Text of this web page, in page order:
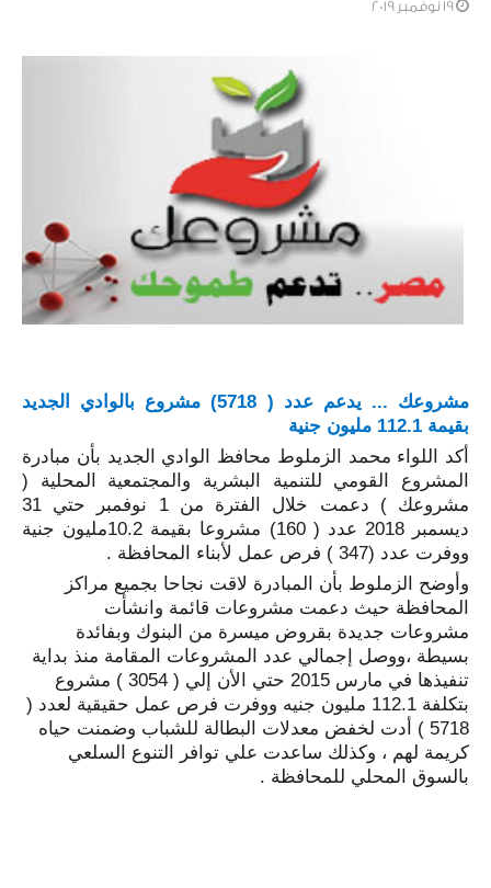
مشروعك ... يدعم عدد ( 5718) مشروع بالوادي الجديد
بقيمة 112.1 مليون جنية
أكد اللواء محمد الزملوط محافظ الوادي الجديد بأن مبادرة
المشروع القومي للتنمية البشرية والمجتمعية المحلية (
مشروعك ) دعمت خلال الفترة من 1 نوفمبر حتي 31
ديسمبر 2018 عدد ( 160) مشروعا بقيمة 10.2مليون جنية
ووفرت عدد (347 ) فرص عمل لأبناء المحافظة .
وأوضح الزملوط بأن المبادرة لاقت نجاحا بجميع مراكز
المحافظة حيث دعمت مشروعات قائمة وانشأت
مشروعات جديدة بقروض ميسرة من البنوك وبفائدة
بسيطة ،ووصل إجمالي عدد المشروعات المقامة منذ بداية
تنفيذها في مارس 2015 حتي الأن إلي ( 3054 ) مشروع
بتكلفة 112.1 مليون جنيه ووفرت فرص عمل حقيقية لعدد (
5718 ) أدت لخفض معدلات البطالة للشباب وضمنت حياه
كريمة لهم ، وكذلك ساعدت علي توافر التنوع السلعي
بالسوق المحلي للمحافظة .